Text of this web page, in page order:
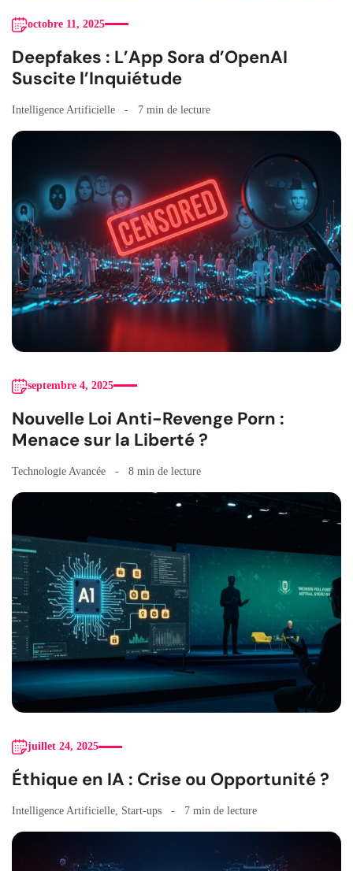
octobre 11, 2025
Deepfakes : L’App Sora d’OpenAI
Suscite l’Inquiétude
Intelligence Artificielle 7 min de lecture
septembre 4, 2025
Nouvelle Loi Anti-Revenge Porn :
Menace sur la Liberté ?
Technologie Avancée 8 min de lecture
juillet 24, 2025
Éthique en IA : Crise ou Opportunité ?
Intelligence Artificielle, Start-ups 7 min de lecture